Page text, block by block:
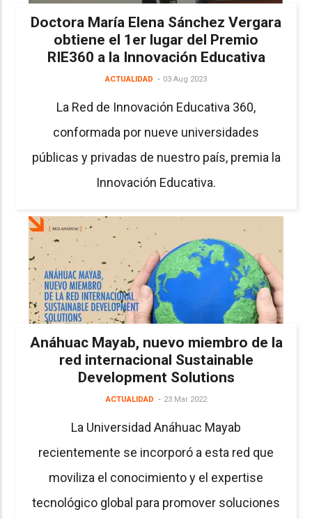
Doctora María Elena Sánchez Vergara
obtiene el 1er lugar del Premio
RIE360 a la Innovación Educativa
ACTUALIDAD 03 Aug 2023
La Red de Innovación Educativa 360,
conformada por nueve universidades
públicas y privadas de nuestro país, premia la
Innovación Educativa.
Anáhuac Mayab, nuevo miembro de la
red internacional Sustainable
Development Solutions
ACTUALIDAD 23 Mar 2022
La Universidad Anáhuac Mayab
recientemente se incorporó a esta red que
moviliza el conocimiento y el expertise
tecnológico global para promover soluciones